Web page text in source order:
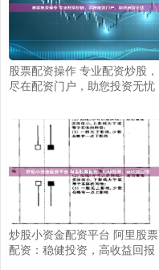
股票配资操作 专业配资炒股，
尽在配资门户，助您投资无忧
炒股小资金配资平台 阿里股票
配资：稳健投资，高收益回报